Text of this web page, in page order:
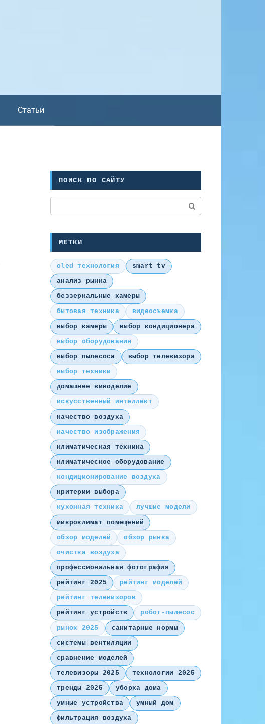
Статьи
ПОИСК ПО САЙТУ
МЕТКИ
oled технология
smart tv
анализ рынка
беззеркальные камеры
бытовая техника
видеосъемка
выбор камеры
выбор кондиционера
выбор оборудования
выбор пылесоса
выбор телевизора
выбор техники
домашнее виноделие
искусственный интеллект
качество воздуха
качество изображения
климатическая техника
климатическое оборудование
кондиционирование воздуха
критерии выбора
кухонная техника
лучшие модели
микроклимат помещений
обзор моделей
обзор рынка
очистка воздуха
профессиональная фотография
рейтинг 2025
рейтинг моделей
рейтинг телевизоров
рейтинг устройств
робот-пылесос
рынок 2025
санитарные нормы
системы вентиляции
сравнение моделей
телевизоры 2025
технологии 2025
тренды 2025
уборка дома
умные устройства
умный дом
фильтрация воздуха